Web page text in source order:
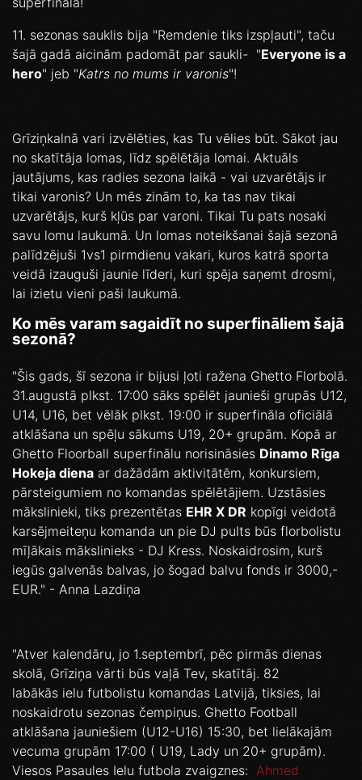
11. sezonas sauklis bija "Remdenie tiks izspļauti", taču
šajā gadā aicinām padomāt par saukli- "Everyone is a
hero" jeb "Katrs no mums ir varonis"!
Grīziņkalnā vari izvēlēties, kas Tu vēlies būt. Sākot jau
no skatītāja lomas, līdz spēlētāja lomai. Aktuāls
jautājums, kas radies sezona laikā - vai uzvarētājs ir
tikai varonis? Un mēs zinām to, ka tas nav tikai
uzvarētājs, kurš kļūs par varoni. Tikai Tu pats nosaki
savu lomu laukumā. Un lomas noteikšanai šajā sezonā
palīdzējuši 1vs1 pirmdienu vakari, kuros katrā sporta
veidā izauguši jaunie līderi, kuri spēja saņemt drosmi,
lai izietu vieni paši laukumā.
Ko mēs varam sagaidīt no superfināliem šajā
sezonā?
"Šis gads, šī sezona ir bijusi ļoti ražena Ghetto Florbolā.
31.augustā plkst. 17:00 sāks spēlēt jaunieši grupās U12,
U14, U16, bet vēlāk plkst. 19:00 ir superfināla oficiālā
atklāšana un spēļu sākums U19, 20+ grupām. Kopā ar
Ghetto Floorball superfinālu norisināsies Dinamo Rīga
Hokeja diena ar dažādām aktivitātēm, konkursiem,
pārsteigumiem no komandas spēlētājiem. Uzstāsies
mākslinieki, tiks prezentētas EHR X DR kopīgi veidotā
karsējmeiteņu komanda un pie DJ pults būs florbolistu
mīļākais mākslinieks - DJ Kress. Noskaidrosim, kurš
iegūs galvenās balvas, jo šogad balvu fonds ir 3000,-
EUR." - Anna Lazdiņa
"Atver kalendāru, jo 1.septembrī, pēc pirmās dienas
skolā, Grīziņa vārti būs vaļā Tev, skatītāj. 82
labākās ielu futbolistu komandas Latvijā, tiksies, lai
noskaidrotu sezonas čempiņus. Ghetto Football
atklāšana jauniešiem (U12-U16) 15:30, bet lielākajām
vecuma grupām 17:00 ( U19, Lady un 20+ grupām).
Viesos Pasaules Ielu futbola zvaigznes: Ahmed